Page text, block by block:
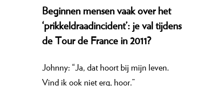
Beginnen mensen vaak over het
‘prikkeldraadincident’: je val tijdens
de Tour de France in 2011?
Johnny: “Ja, dat hoort bij mijn leven.
Vind ik ook niet erg, hoor.”